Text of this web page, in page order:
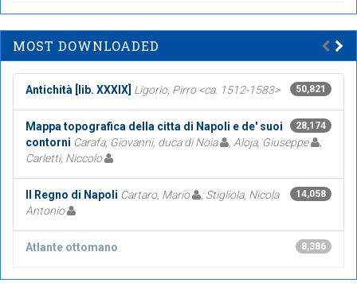
MOST DOWNLOADED
50,821
Antichità [lib. XXXIX] Ligorio, Pirro <ca. 1512-1583>
28,174
Mappa topografica della citta di Napoli e de' suoi
contorni Carafa, Giovanni, duca di Noia ; Aloja, Giuseppe
;
Carletti, Niccolo
14,058
Il Regno di Napoli Cartaro, Mario
; Stigliola, Nicola
Antonio
8,386
Atlante ottomano